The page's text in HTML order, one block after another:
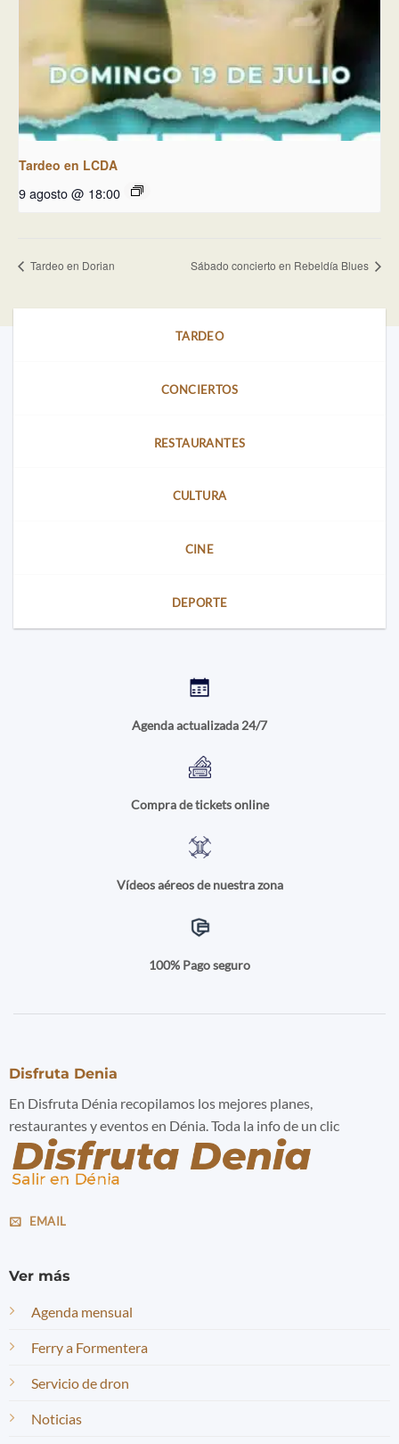
Tardeo en LCDA
9 agosto @ 18:00
Tardeo en Dorian Sábado concierto en Rebeldía Blues
TARDEO
CONCIERTOS
RESTAURANTES
CULTURA
CINE
DEPORTE
Agenda actualizada 24/7
Compra de tickets online
Vídeos aéreos de nuestra zona
100% Pago seguro
Disfruta Denia
En Disfruta Dénia recopilamos los mejores planes,
restaurantes y eventos en Dénia. Toda la info de un clic
EMAIL
Ver más
Agenda mensual
Ferry a Formentera
Servicio de dron
Noticias